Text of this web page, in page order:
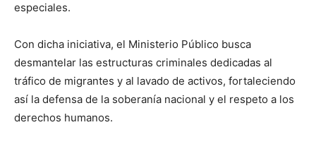
especiales.
Con dicha iniciativa, el Ministerio Público busca
desmantelar las estructuras criminales dedicadas al
tráfico de migrantes y al lavado de activos, fortaleciendo
así la defensa de la soberanía nacional y el respeto a los
derechos humanos.